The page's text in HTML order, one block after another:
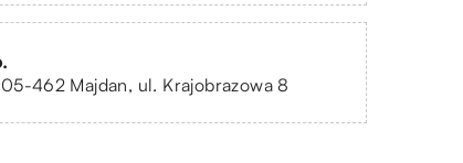
462 Majdan, ul. Krajobrazowa 8